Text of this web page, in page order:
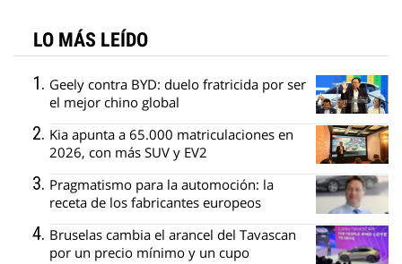
LO MÁS LEÍDO
Geely contra BYD: duelo fratricida por ser
el mejor chino global
Kia apunta a 65.000 matriculaciones en
2026, con más SUV y EV2
Pragmatismo para la automoción: la
receta de los fabricantes europeos
Bruselas cambia el arancel del Tavascan
por un precio mínimo y un cupo